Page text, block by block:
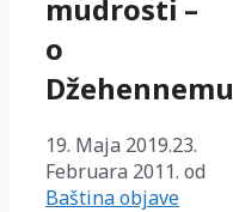
mudrosti –
o
Džehennemu
19. Maja 2019.23.
Februara 2011. od
Baština objave